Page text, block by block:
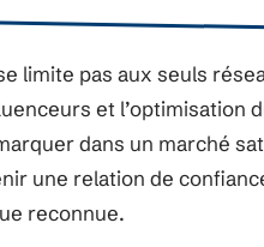
limite pas aux seuls
et l’optimisation
dans un marché
une relation de
reconnue.